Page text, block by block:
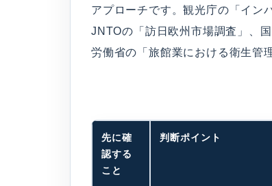
アプローチです。観光庁の「イン
JNTOの「訪日欧州市場調査」、
労働省の「旅館業における衛生管
先に確
認する
こと
判断ポイント